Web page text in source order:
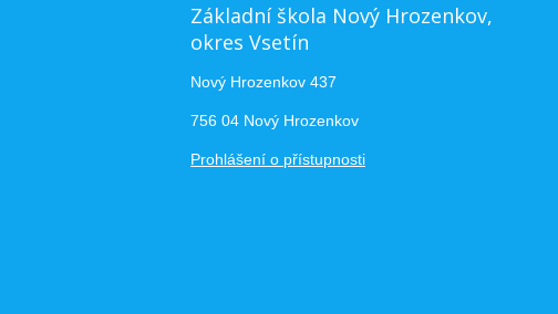
Základní škola Nový Hrozenkov,
okres Vsetín
Nový Hrozenkov 437
756 04 Nový Hrozenkov
Prohlášení o přístupnosti